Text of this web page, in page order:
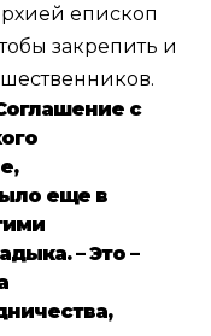
епископ
закрепить и
с
еще в
– Это –